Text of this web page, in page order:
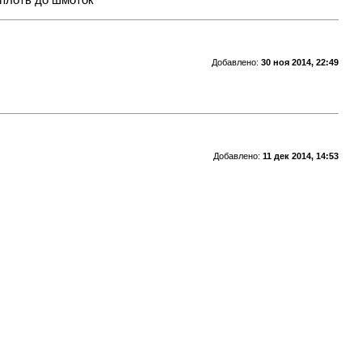
Добавлено: 30 ноя 2014, 22:49
Добавлено: 11 дек 2014, 14:53